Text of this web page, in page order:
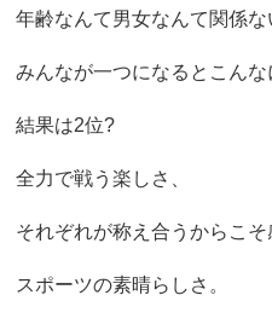
年齢なんて男女なんて関係な
みんなが一つになるとこん
結果は2位?
全力で戦う楽しさ、
それぞれが称え合うからこそ
スポーツの素晴らしさ。